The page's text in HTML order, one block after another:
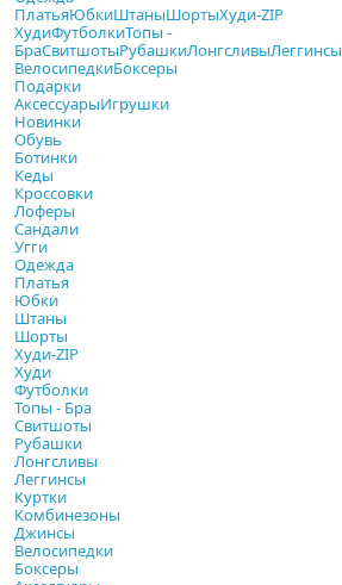
ПлатьяЮбкиШтаныШортыХуди-ZIP
ХудиФутболкиТопы -
БраСвитшотыРубашкиЛонгсливыЛеггинсы
ВелосипедкиБоксеры
Подарки
АксессуарыИгрушки
Новинки
Обувь
Ботинки
Кеды
Кроссовки
Лоферы
Сандали
Угги
Одежда
Платья
Юбки
Штаны
Шорты
Худи-ZIP
Худи
Футболки
Топы - Бра
Свитшоты
Рубашки
Лонгсливы
Леггинсы
Куртки
Комбинезоны
Джинсы
Велосипедки
Боксеры